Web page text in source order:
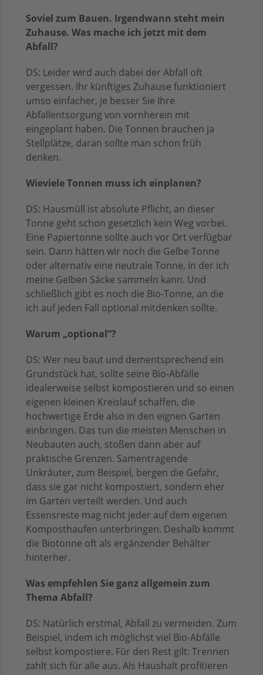
Soviel zum Bauen. Irgendwann steht mein
Zuhause. Was mache ich jetzt mit dem
Abfall?
DS: Leider wird auch dabei der Abfall oft
vergessen. Ihr künftiges Zuhause funktioniert
umso einfacher, je besser Sie Ihre
Abfallentsorgung von vornherein mit
eingeplant haben. Die Tonnen brauchen ja
Stellplätze, daran sollte man schon früh
denken.
Wieviele Tonnen muss ich einplanen?
DS: Hausmüll ist absolute Pflicht, an dieser
Tonne geht schon gesetzlich kein Weg vorbei.
Eine Papiertonne sollte auch vor Ort verfügbar
sein. Dann hätten wir noch die Gelbe Tonne
oder alternativ eine neutrale Tonne, in der ich
meine Gelben Säcke sammeln kann. Und
schließlich gibt es noch die Bio-Tonne, an die
ich auf jeden Fall optional mitdenken sollte.
Warum „optional“?
DS: Wer neu baut und dementsprechend ein
Grundstück hat, sollte seine Bio-Abfälle
idealerweise selbst kompostieren und so einen
eigenen kleinen Kreislauf schaffen, die
hochwertige Erde also in den eignen Garten
einbringen. Das tun die meisten Menschen in
Neubauten auch, stoßen dann aber auf
praktische Grenzen. Samentragende
Unkräuter, zum Beispiel, bergen die Gefahr,
dass sie gar nicht kompostiert, sondern eher
im Garten verteilt werden. Und auch
Essensreste mag nicht jeder auf dem eigenen
Komposthaufen unterbringen. Deshalb kommt
die Biotonne oft als ergänzender Behälter
hinterher.
Was empfehlen Sie ganz allgemein zum
Thema Abfall?
DS: Natürlich erstmal, Abfall zu vermeiden. Zum
Beispiel, indem ich möglichst viel Bio-Abfälle
selbst kompostiere. Für den Rest gilt: Trennen
zahlt sich für alle aus. Als Haushalt profitieren